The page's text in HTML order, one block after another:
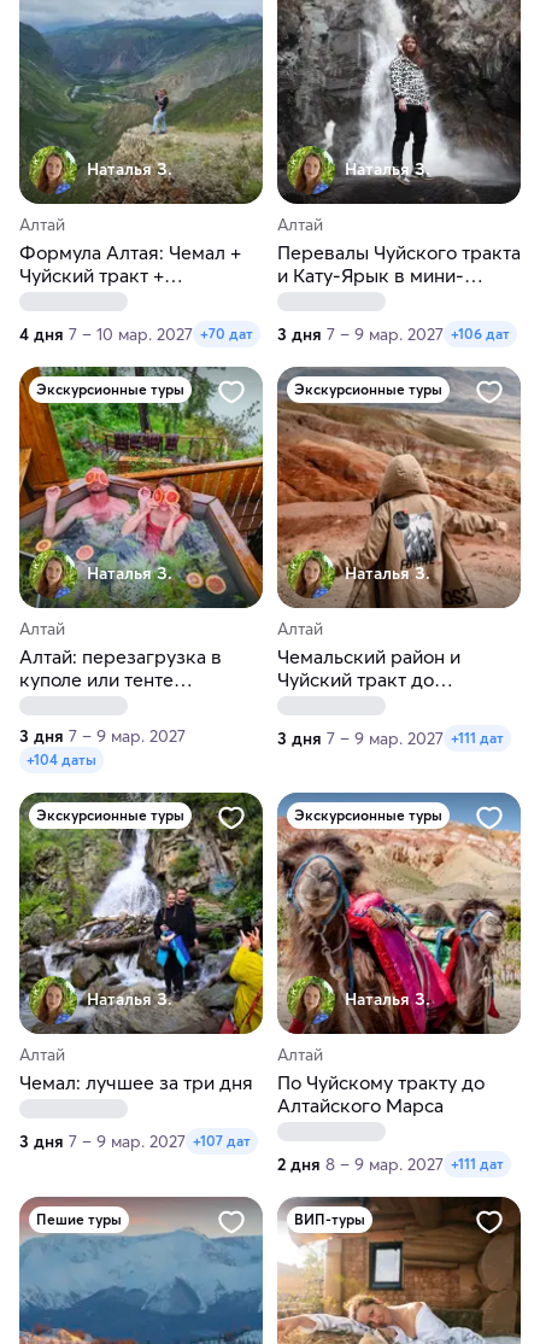
Наталья З.
Алтай
Формула Алтая: Чемал +
Чуйский тракт +
Кату‑Ярык. Мини-группа
4 дня 7 – 10 мар. 2027 +70 дат
Наталья З.
Алтай
Перевалы Чуйского тракта
и Кату-Ярык в мини-
группе
3 дня 7 – 9 мар. 2027 +106 дат
Экскурсионные туры
Наталья З.
Алтай
Алтай: перезагрузка в
куполе или тенте
Чемальского района и
экскурсии
3 дня 7 – 9 мар. 2027
+104 даты
Экскурсионные туры
Наталья З.
Алтай
Чемальский район и
Чуйский тракт до
Алтайского Марса
3 дня 7 – 9 мар. 2027 +111 дат
Экскурсионные туры
Наталья З.
Алтай
Чемал: лучшее за три дня
3 дня 7 – 9 мар. 2027 +107 дат
Экскурсионные туры
Наталья З.
Алтай
По Чуйскому тракту до
Алтайского Марса
2 дня 8 – 9 мар. 2027 +111 дат
Пешие туры ВИП-туры